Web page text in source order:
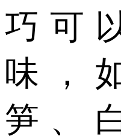
巧可
味，
笋、